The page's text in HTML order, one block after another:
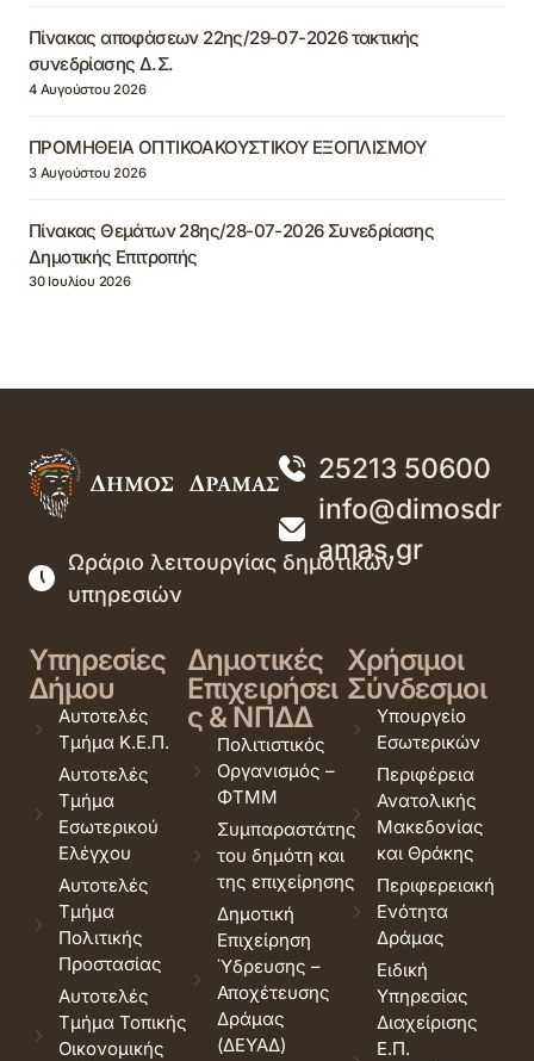
Πίνακας αποφάσεων 22ης/29-07-2026 τακτικής
συνεδρίασης Δ.Σ.
4 Αυγούστου 2026
ΠΡΟΜΗΘΕΙΑ ΟΠΤΙΚΟΑΚΟΥΣΤΙΚΟΥ ΕΞΟΠΛΙΣΜΟΥ
3 Αυγούστου 2026
Πίνακας Θεμάτων 28ης/28-07-2026 Συνεδρίασης
Δημοτικής Επιτροπής
30 Ιουλίου 2026
25213 50600
info@dimosdr
amas.gr
Ωράριο λειτουργίας δημοτικών
υπηρεσιών
Υπηρεσίες
Δήμου
Αυτοτελές
Τμήμα Κ.Ε.Π.
Αυτοτελές
Τμήμα
Εσωτερικού
Ελέγχου
Αυτοτελές
Τμήμα
Πολιτικής
Προστασίας
Αυτοτελές
Τμήμα Τοπικής
Οικονομικής
Δημοτικές
Επιχειρήσει
ς & ΝΠΔΔ
Πολιτιστικός
Οργανισμός –
ΦΤΜΜ
Συμπαραστάτης
του δημότη και
της επιχείρησης
Δημοτική
Επιχείρηση
Ύδρευσης –
Αποχέτευσης
Δράμας
(ΔΕΥΑΔ)
Χρήσιμοι
Σύνδεσμοι
Υπουργείο
Εσωτερικών
Περιφέρεια
Ανατολικής
Μακεδονίας
και Θράκης
Περιφερειακή
Ενότητα
Δράμας
Ειδική
Υπηρεσίας
Διαχείρισης
Ε.Π.